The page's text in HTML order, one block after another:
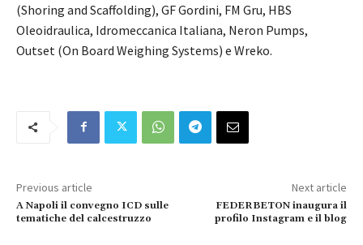
(Shoring and Scaffolding), GF Gordini, FM Gru, HBS
Oleoidraulica, Idromeccanica Italiana, Neron Pumps,
Outset (On Board Weighing Systems) e Wreko.
Previous article
A Napoli il convegno ICD sulle
tematiche del calcestruzzo
Next article
FEDERBETON inaugura il
profilo Instagram e il blog